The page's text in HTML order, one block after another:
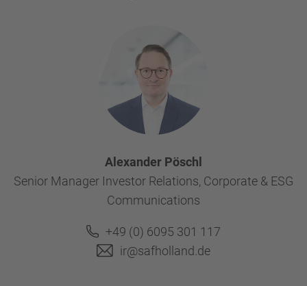
Alexander Pöschl
Senior Manager Investor Relations, Corporate & ESG
Communications
+49 (0) 6095 301 117
ir@safholland.de